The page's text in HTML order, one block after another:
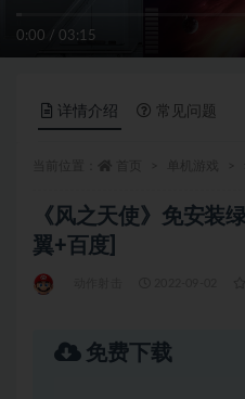
0:00 / 03:15
详情介绍 常见问题
《风之天使》免安装
翼+百度]
免费下载